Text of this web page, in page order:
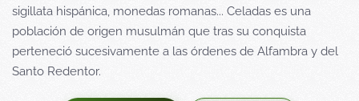
sigillata hispánica, monedas romanas... Celadas es una
población de origen musulmán que tras su conquista
perteneció sucesivamente a las órdenes de Alfambra y del
Santo Redentor.